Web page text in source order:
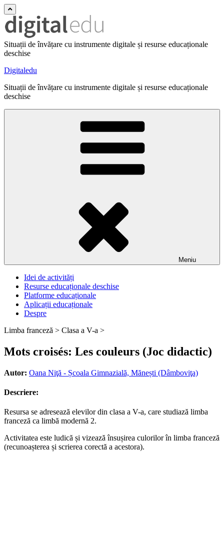
Situații de învățare cu instrumente digitale și resurse educaționale
deschise
Digitaledu
Situații de învățare cu instrumente digitale și resurse educaționale
deschise
Meniu
Idei de activități
Resurse educaționale deschise
Platforme educaționale
Aplicații educaționale
Despre
Limba franceză > Clasa a V-a >
Mots croisés: Les couleurs (Joc didactic)
Autor: Oana Niţă - Școala Gimnazială, Mănești (Dâmboviţa)
Descriere:
Resursa se adresează elevilor din clasa a V-a, care studiază limba
franceză ca limbă modernă 2.
Activitatea este ludică și vizează însușirea culorilor în limba franceză
(recunoașterea și scrierea corectă a acestora).